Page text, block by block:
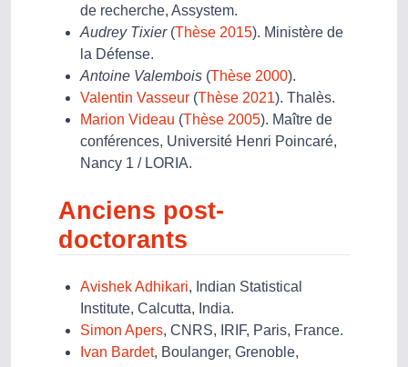
de recherche, Assystem.
Audrey Tixier(Thèse 2015). Ministère de
la Défense.
Antoine Valembois (Thèse 2000).
Valentin Vasseur (Thèse 2021). Thalès.
Marion Videau (Thèse 2005). Maître de
conférences, Université Henri Poincaré,
Nancy 1 / LORIA.
Anciens post-
doctorants
Avishek Adhikari, Indian Statistical
Institute, Calcutta, India.
Simon Apers, CNRS, IRIF, Paris, France.
Ivan Bardet, Boulanger, Grenoble,